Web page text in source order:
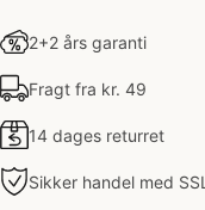
2+2 års garanti
Fragt fra kr. 49
14 dages returret
Sikker handel med SSL